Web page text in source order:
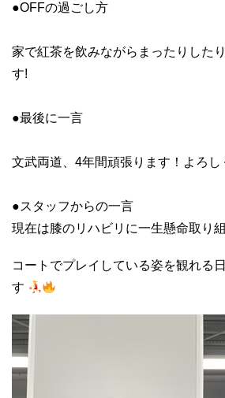
●OFFの過ごし方
家で紅茶を飲みながらまったりした
す!
●最後に一言
文武両道、4年間頑張ります！よろし
●スタッフからの一言
現在は膝のリハビリに一生懸命取り
コートでプレイしている姿を観れる
す